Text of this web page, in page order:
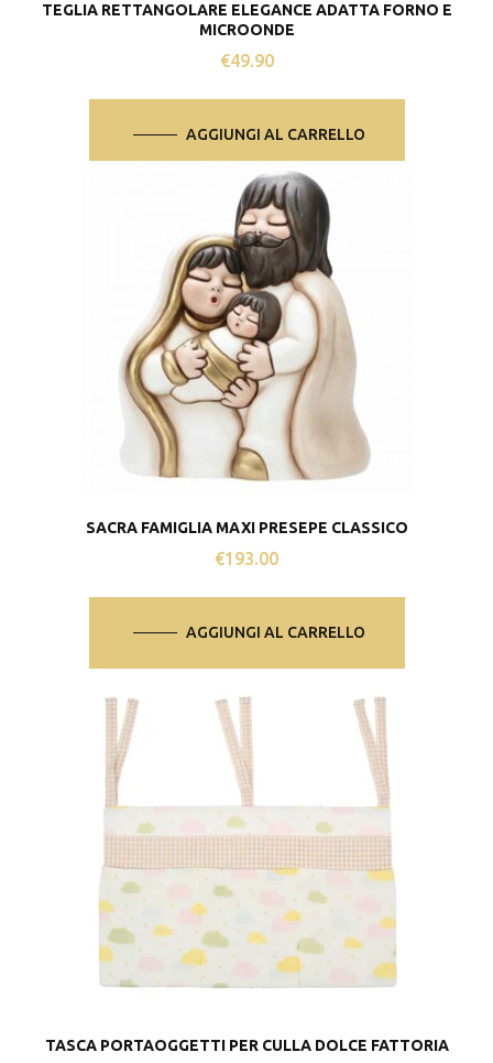
TEGLIA RETTANGOLARE ELEGANCE ADATTA FORNO E
MICROONDE
€49.90
AGGIUNGI AL CARRELLO
SACRA FAMIGLIA MAXI PRESEPE CLASSICO
€193.00
AGGIUNGI AL CARRELLO
TASCA PORTAOGGETTI PER CULLA DOLCE FATTORIA